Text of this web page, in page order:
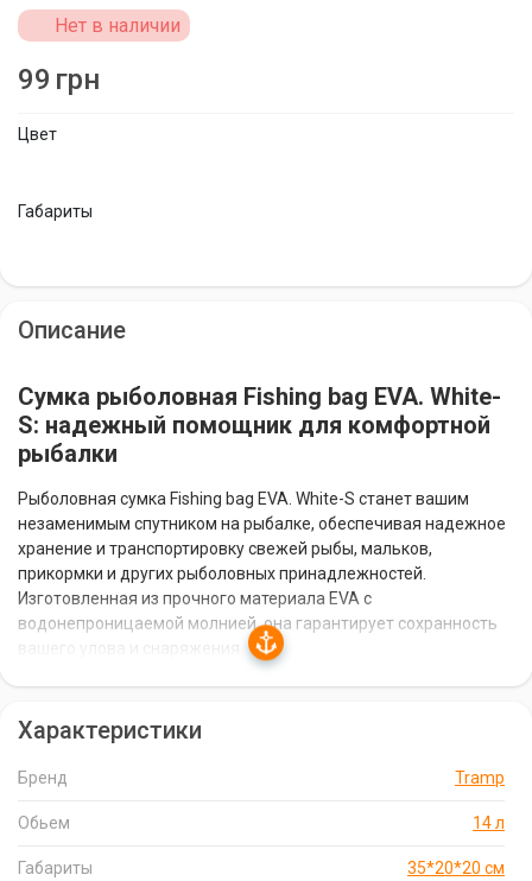
Цвет
Габариты
Нет в наличии
99 грн
Описание
Сумка рыболовная Fishing bag EVA. White-
S: надежный помощник для комфортной
рыбалки
Рыболовная сумка Fishing bag EVA. White-S станет вашим
незаменимым спутником на рыбалке, обеспечивая надежное
хранение и транспортировку свежей рыбы, мальков,
прикормки и других рыболовных принадлежностей.
Изготовленная из прочного материала EVA с
водонепроницаемой молнией, она гарантирует сохранность
обеспечивает надежную защиту содержимого сумки от влаги
легко складывается, что делает ее удобной для
Характеристики
Бренд Tramp
Обьем 14 л
Габариты 35*20*20 см